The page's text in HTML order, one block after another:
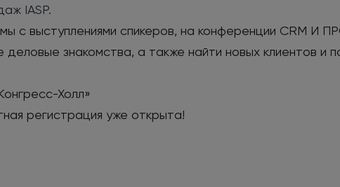
IASP.
с выступлениями спикеров, на конференции CRM И
деловые знакомства, а также найти новых клиентов и
Холл»
регистрация уже открыта!